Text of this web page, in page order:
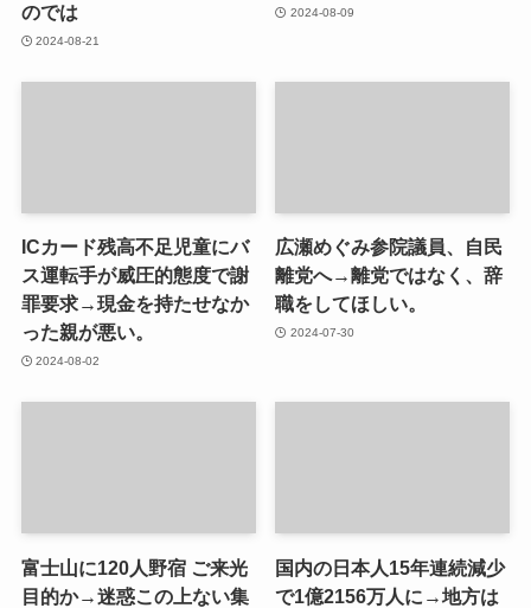
のでは
2024-08-21
2024-08-09
ICカード残高不足児童にバ
ス運転手が威圧的態度で謝
罪要求→現金を持たせなか
った親が悪い。
2024-08-02
広瀬めぐみ参院議員、自民
離党へ→離党ではなく、辞
職をしてほしい。
2024-07-30
富士山に120人野宿 ご来光
目的か→迷惑この上ない集
国内の日本人15年連続減少
で1億2156万人に→地方は